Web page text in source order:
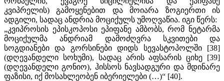
კვიპრელის) გამოყენებით და მოიარა ზოგიერთი ის
ადგილი, სადაც ანდრია მოციქულს უმოღვაწია. იგი წერს:
„კვიპროსის ეპისკოპოსი ეპიფანე ამბობს, რომ ნეტარმა
მოციქულმა ანდრიამ დამოძღვრა სკვითები და
სოგდიანები და გორსინები დიდს სევასტოპოლში [38]
(დღევანდელი სოხუმი), სადაც არის აფსარის ციხე [39]
(დღევანდელი გონიო), ჰისსოს ნავსადგური და მდინარე
ფაზისი, იქ მოსახლეობენ იბერიელები (…)“ [40].